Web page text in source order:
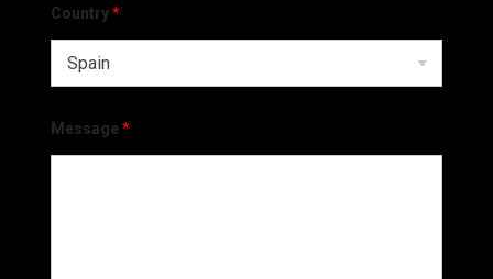
Country*
Message *